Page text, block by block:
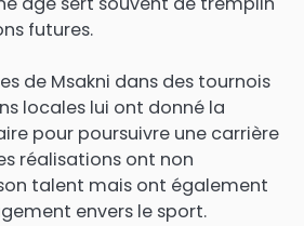
futures.
de Msakni dans des tournois
locales lui ont donné la
pour poursuivre une carrière
réalisations ont non
talent mais ont également
envers le sport.